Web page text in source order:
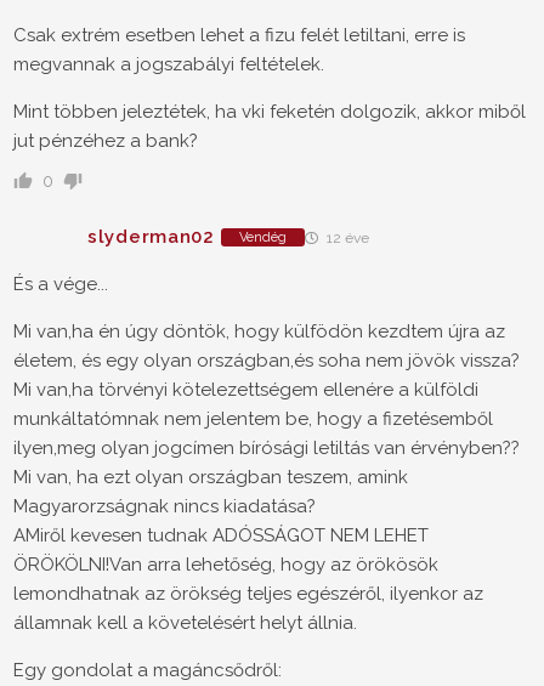
Csak extrém esetben lehet a fizu felét letiltani, erre is
megvannak a jogszabályi feltételek.
Mint többen jeleztétek, ha vki feketén dolgozik, akkor miből
jut pénzéhez a bank?
0
slyderman02 Vendég 12 éve
És a vége...
Mi van,ha én úgy döntök, hogy külfödön kezdtem újra az
életem, és egy olyan országban,és soha nem jövök vissza?
Mi van,ha törvényi kötelezettségem ellenére a külföldi
munkáltatómnak nem jelentem be, hogy a fizetésemből
ilyen,meg olyan jogcímen bírósági letiltás van érvényben??
Mi van, ha ezt olyan országban teszem, amink
Magyarorzságnak nincs kiadatása?
AMiről kevesen tudnak ADÓSSÁGOT NEM LEHET
ÖRÖKÖLNI!Van arra lehetőség, hogy az örökösök
lemondhatnak az örökség teljes egészéről, ilyenkor az
államnak kell a követelésért helyt állnia.
Egy gondolat a magáncsődről: